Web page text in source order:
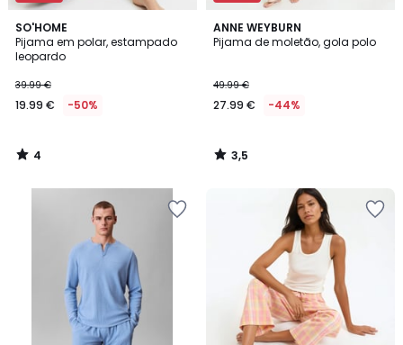
SO'HOME
Pijama em polar, estampado
leopardo
39.99 €
19.99 € -50%
4
/
5
4
/
ANNE WEYBURN
Pijama de moletão, gola polo
49.99 €
27.99 € -44%
3,5
/ 5
3,5
/